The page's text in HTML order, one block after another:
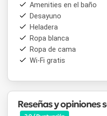
Amenities en el baño
Desayuno
Heladera
Ropa blanca
Ropa de cama
Wi-Fi gratis
Reseñas y opiniones